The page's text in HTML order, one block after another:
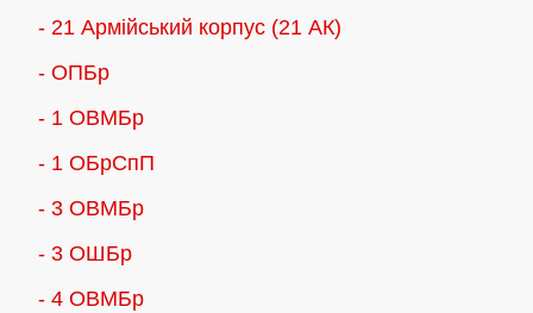
- 21 Армійський корпус (21 АК)
- ОПБр
- 1 ОВМБр
- 1 ОБрСпП
- 3 ОВМБр
- 3 ОШБр
- 4 ОВМБр